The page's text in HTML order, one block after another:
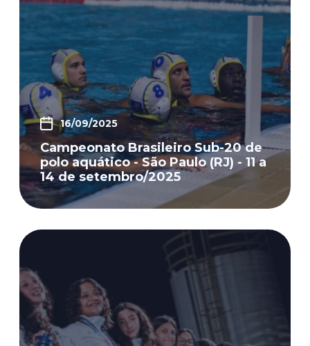
16/09/2025
Campeonato Brasileiro Sub-20 de
polo aquático - São Paulo (RJ) - 11 a
14 de setembro/2025